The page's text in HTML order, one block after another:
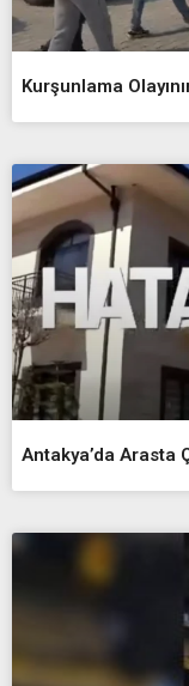
Kurşunlama
Antakya’da Arasta